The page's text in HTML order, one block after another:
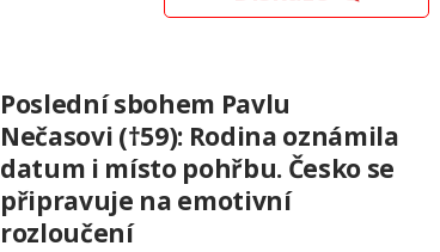
Poslední sbohem Pavlu
Nečasovi (†59): Rodina oznámila
datum i místo pohřbu. Česko se
připravuje na emotivní
rozloučení